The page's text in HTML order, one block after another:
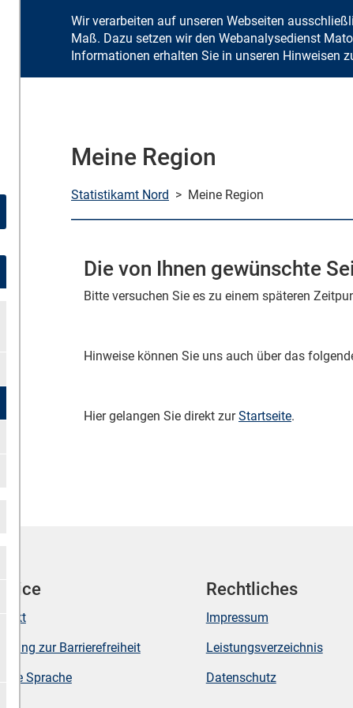
Zum
Suche starten
und Karten
Holstein
Erwerbstätige (Mikrozensus)
Wir verarbeiten auf unseren Webseiten
Maß. Dazu setzen wir den Webanalysedienst
Informationen erhalten Sie in unseren Hinweisen
Meine Region
Statistikamt Nord > Meine Region
Die von Ihnen gewünschte
Bitte versuchen Sie es zu einem späteren
Hinweise können Sie uns auch über das
Hier gelangen Sie direkt zurStartseite.
zur Barrierefreiheit
Sprache
Rechtliches
Impressum
Leistungsverzeichnis
Datenschutz